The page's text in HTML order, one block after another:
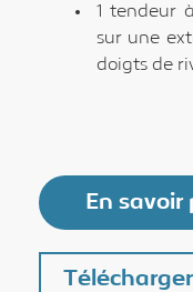
1 tendeur
sur une
doigts de
En savoir